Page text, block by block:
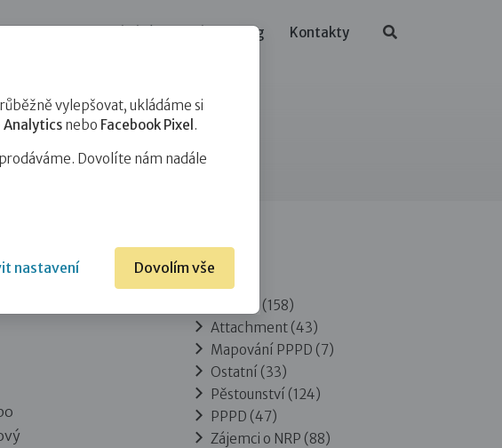
Blog Kontakty
teď
Rubriky
Adopce(158)
Attachment(43)
Mapování PPPD (7)
Ostatní (33)
Pěstounství (124)
PPPD (47)
Zájemci o NRP (88)
vylepšovat, ukládáme si
Analytics nebo Facebook Pixel .
Dovolíte nám nadále
nastavení Dovolím vše